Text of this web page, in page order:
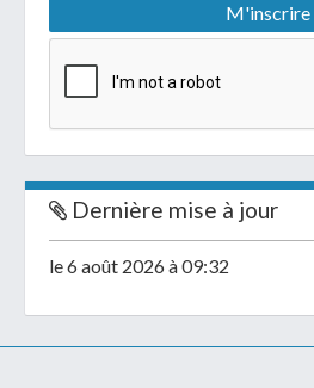
Dernière mise à jour
le 6 août 2026 à 09:32